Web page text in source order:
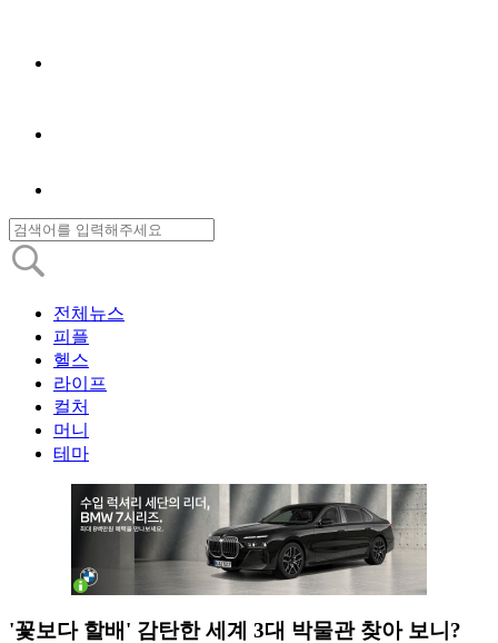
전체뉴스
피플
헬스
라이프
컬처
머니
테마
'꽃보다 할배' 감탄한 세계 3대 박물관 찾아 보니?